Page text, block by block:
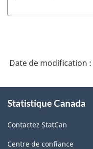
industries
l'Amérique
du
Nord
(SCIAN)
Date de modification :
propos
ce
site
Statistique Canada
Contactez StatCan
Centre de confiance